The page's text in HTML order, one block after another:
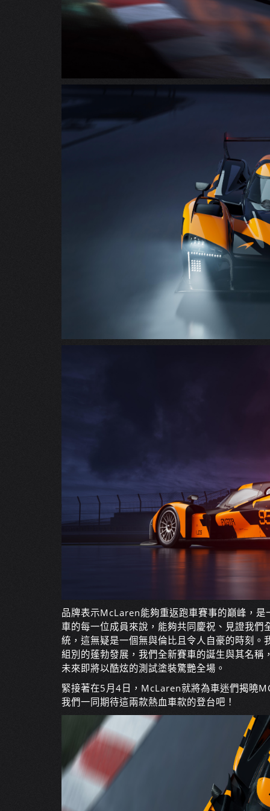
品牌表示McLaren能夠重返跑車賽事的巔峰，
車的每一位成員來說，能夠共同慶祝、見證我
統，這無疑是一個無與倫比且令人自豪的時刻
組別的蓬勃發展，我們全新賽車的誕生與其名
未來即將以酷炫的測試塗裝驚艷全場。
緊接著在5月4日，McLaren就將為車迷們揭曉
我們一同期待這兩款熱血車款的登台吧！